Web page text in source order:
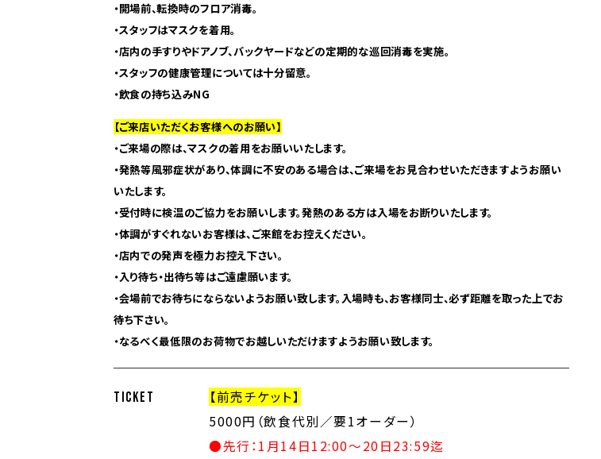
・開場前、転換時のフロア消毒。
・スタッフはマスクを着用。
・店内の手すりやドアノブ、バックヤードなどの定期的な巡回消毒を実施。
・スタッフの健康管理については十分留意。
・飲食の持ち込みNG
【ご来店いただくお客様へのお願い】
・ご来場の際は、マスクの着用をお願いいたします。
・発熱等風邪症状があり、体調に不安のある場合は、ご来場をお見合わせいただきますようお願い
いたします。
・受付時に検温のご協力をお願いします。発熱のある方は入場をお断りいたします。
・体調がすぐれないお客様は、ご来館をお控えください。
・店内での発声を極力お控え下さい。
・入り待ち・出待ち等はご遠慮願います。
・会場前でお待ちにならないようお願い致します。入場時も、お客様同士、必ず距離を取った上でお
待ち下さい。
・なるべく最低限のお荷物でお越しいただけますようお願い致します。
TICKET
【前売チケット】
5000円（飲食代別／要1オーダー）
●先行：1月14日12:00〜20日23:59迄